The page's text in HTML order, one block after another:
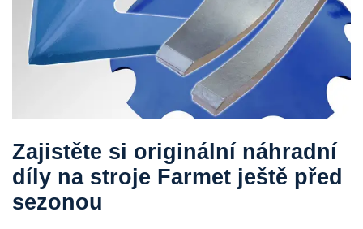
Zajistěte si originální náhradní
díly na stroje Farmet ještě před
sezonou